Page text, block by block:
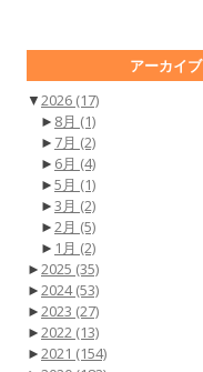
アーカイブ
▼2026 (17)
► 8月 (1)
► 7月 (2)
► 6月 (4)
►5月 (1)
►3月 (2)
►2月 (5)
► 1月 (2)
►2025 (35)
►2024(53)
►2023 (27)
►2022 (13)
►2021 (154)